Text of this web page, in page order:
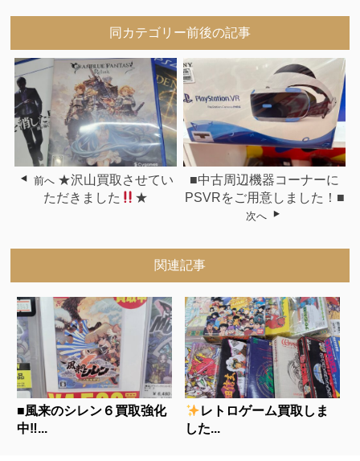
同カテゴリー前後の記事
前へ ★沢山買取させてい
ただきました
★
■中古周辺機器コーナーに
PSVRをご用意しました！■
次へ
関連記事
■風来のシレン６買取強化
中‼...
レトロゲーム買取しま
した...